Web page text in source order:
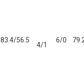
83.4/56.5
4/1
6/0